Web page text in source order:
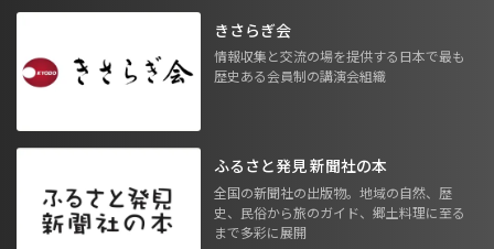
きさらぎ会
情報収集と交流の場を提供する日本で最も
歴史ある会員制の講演会組織
ふるさと発見 新聞社の本
全国の新聞社の出版物。地域の自然、歴
史、民俗から旅のガイド、郷土料理に至る
まで多彩に展開